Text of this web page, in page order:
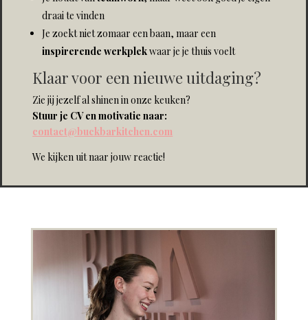
draai te vinden
Je zoekt niet zomaar een baan, maar een
inspirerende werkplekwaar je je thuis voelt
Klaar voor een nieuwe uitdaging?
Zie jij jezelf al shinen in onze keuken?
Stuur je CV en motivatie naar:
contact@buckbarkitchen.com
We kijken uit naar jouw reactie!